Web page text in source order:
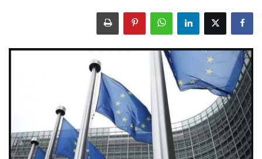
اقتصاد
علوم وتكنولوجيا
رياضة
فيديو
حياة